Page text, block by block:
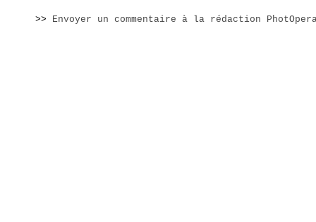
>> Envoyer un commentaire à la rédaction